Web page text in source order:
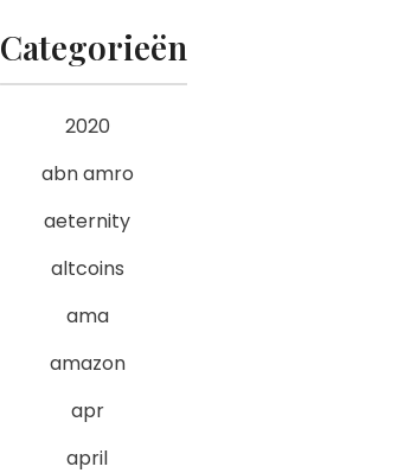
Categorieën
2020
abn amro
aeternity
altcoins
ama
amazon
apr
april